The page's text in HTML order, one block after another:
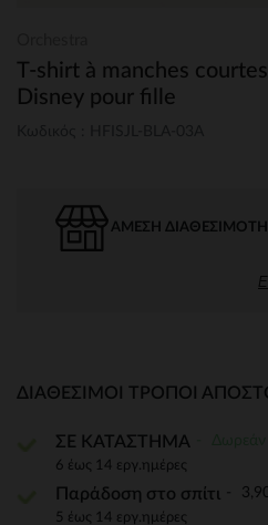
T-shirt à manches
Disney pour fille
ΆΜΕΣΗ
ΔΙΑΘΈΣΙΜΟΙ ΤΡΌΠΟΙ
ΣΕ ΚΑΤΑΣΤΗΜΑ
6 έως 14 εργ.ημέρες
Παράδοση στο σπίτι
5 έως 14 εργ.ημέρες